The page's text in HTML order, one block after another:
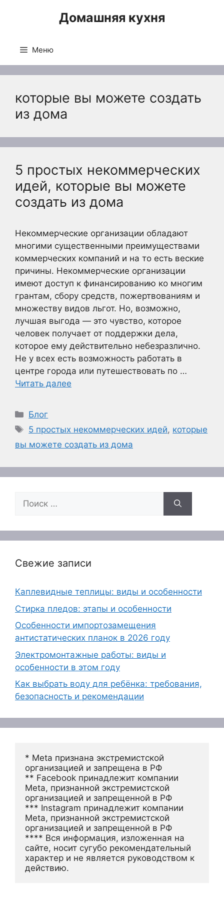
Домашняя кухня
Меню
которые вы можете создать
из дома
5 простых некоммерческих
идей, которые вы можете
создать из дома
Некоммерческие организации обладают
многими существенными преимуществами
коммерческих компаний и на то есть веские
причины. Некоммерческие организации
имеют доступ к финансированию ко многим
грантам, сбору средств, пожертвованиям и
множеству видов льгот. Но, возможно,
лучшая выгода — это чувство, которое
человек получает от поддержки дела,
которое ему действительно небезразлично.
Не у всех есть возможность работать в
центре города или путешествовать по …
Читать далее
Рубрики
Блог
Метки
5 простых некоммерческих идей, которые
вы можете создать из дома
Поиск:
Свежие записи
Каплевидные теплицы: виды и особенности
Стирка пледов: этапы и особенности
Особенности импортозамещения
антистатических планок в 2026 году
Электромонтажные работы: виды и
особенности в этом году
Как выбрать воду для ребёнка: требования,
безопасность и рекомендации
* Meta признана экстремистской
организацией и запрещена в РФ
** Facebook принадлежит компании
Meta, признанной экстремистской
организацией и запрещенной в РФ
*** Instagram принадлежит компании
Meta, признанной экстремистской
организацией и запрещенной в РФ
**** Вся информация, изложенная на
сайте, носит сугубо рекомендательный
характер и не является руководством к
действию.